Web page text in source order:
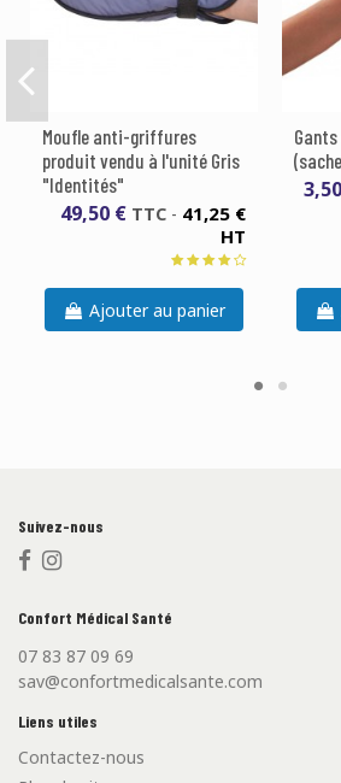
Moufle anti-griffures
produit vendu à l'unité Gris
"Identités"
49,50 € TTC - 41,25 €
HT
Ajouter au panier
Liens utiles
Contactez-nous
Confort Médical Santé
07 83 87 09 69
sav@confortmedicalsante.com
Suivez-nous